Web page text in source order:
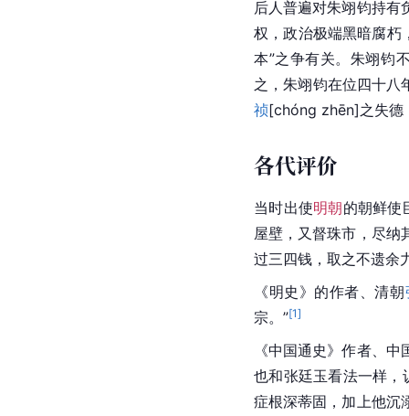
后人普遍对朱翊钧持有
权，政治极端黑暗腐朽
本”之争有关。朱翊钧
之，朱翊钧在位四十八
祯[chóng zhēn]之失德
各代评价
当时出使明朝的朝鲜使
屋壁，又督珠市，尽纳
过三四钱，取之不遗余
《明史》的作者、清朝
宗。”[1]
《中国通史》作者、
也和张廷玉看法一样，
症根深蒂固，加上他沉